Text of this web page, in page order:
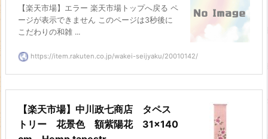
【楽天市場】エラー 楽天市場トップへ戻る ペ
ージが表示できません このページは3秒後に
こだわりの和雑 ...
https://item.rakuten.co.jp/wakei-seijyaku/20010142/
【楽天市場】中川政七商店 タペス
トリー 花景色 額紫陽花 31×140